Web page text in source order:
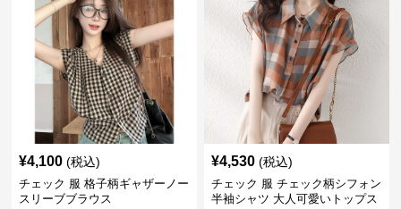
¥4,100 (税込)
チェック 服 格子柄ギャザーノー
スリーブブラウス
¥4,530 (税込)
チェック 服 チェック柄シフォン
半袖シャツ 大人可愛いトップス